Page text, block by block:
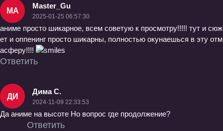
MA
Master_Gu
2025-01-25 06:57:30
аниме просто шикарное, всем советую к просмотру!!!!! тут и сюж
ет и оппенинг просто шикарны, полностью окунаешься в эту отм
асферу!!!!
Ответить
ДИ
Дима С.
2024-11-09 22:33:53
Да аниме на высоте Но вопрос где продолжение?
Ответить